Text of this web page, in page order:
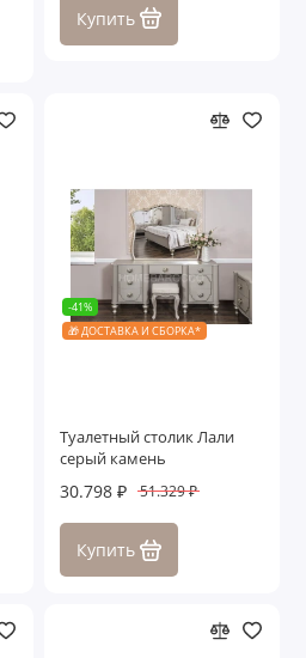
Купить
-41%
🎁 ДОСТАВКА И СБОРКА*
Туалетный столик Лали
серый камень
30.798 ₽ 51.329 ₽
Купить